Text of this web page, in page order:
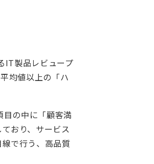
IT製品レビュープ
均値以上の「ハ
の中に「顧客満
おり、サービス
で行う、高品質